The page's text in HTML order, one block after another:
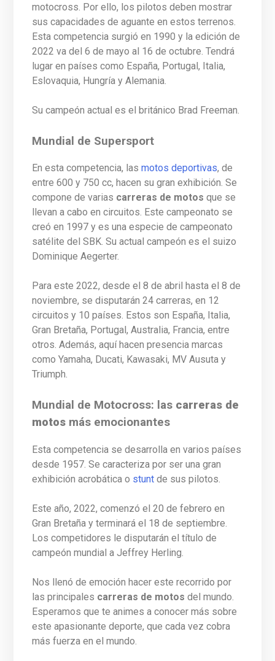
motocross. Por ello, los pilotos deben mostrar
sus capacidades de aguante en estos terrenos.
Esta competencia surgió en 1990 y la edición de
2022 va del 6 de mayo al 16 de octubre. Tendrá
lugar en países como España, Portugal, Italia,
Eslovaquia, Hungría y Alemania.
Su campeón actual es el británico Brad Freeman.
Mundial de Supersport
En esta competencia, lasmotos deportivas, de
entre 600 y 750 cc, hacen su gran exhibición. Se
compone de varias carreras de motos que se
llevan a cabo en circuitos. Este campeonato se
creó en 1997 y es una especie de campeonato
satélite del SBK. Su actual campeón es el suizo
Dominique Aegerter.
Para este 2022, desde el 8 de abril hasta el 8 de
noviembre, se disputarán 24 carreras, en 12
circuitos y 10 países. Estos son España, Italia,
Gran Bretaña, Portugal, Australia, Francia, entre
otros. Además, aquí hacen presencia marcas
como Yamaha, Ducati, Kawasaki, MV Ausuta y
Triumph.
Mundial de Motocross: las carreras de
motos más emocionantes
Esta competencia se desarrolla en varios países
desde 1957. Se caracteriza por ser una gran
exhibición acrobática o stunt de sus pilotos.
Este año, 2022, comenzó el 20 de febrero en
Gran Bretaña y terminará el 18 de septiembre.
Los competidores le disputarán el título de
campeón mundial a Jeffrey Herling.
Nos llenó de emoción hacer este recorrido por
las principales carreras de motos del mundo.
Esperamos que te animes a conocer más sobre
este apasionante deporte, que cada vez cobra
más fuerza en el mundo.